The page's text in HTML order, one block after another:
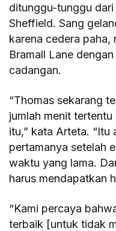
ditunggu-tunggu
Sheffield. Sang
karena cedera paha,
Bramall Lane
cadangan.
“Thomas sekarang
jumlah menit
itu,” kata Arteta. “Itu
pertamanya setelah
waktu yang lama.
harus mendapatkan
“Kami percaya
terbaik [untuk tidak